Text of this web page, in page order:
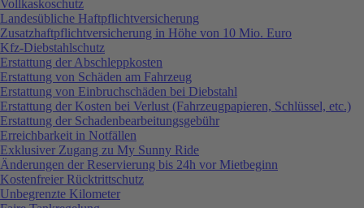
Vollkaskoschutz
Landesübliche Haftpflichtversicherung
Zusatzhaftpflichtversicherung in Höhe von 10 Mio. Euro
Kfz-Diebstahlschutz
Erstattung der Abschleppkosten
Erstattung von Schäden am Fahrzeug
Erstattung von Einbruchschäden bei Diebstahl
Erstattung der Kosten bei Verlust (Fahrzeugpapieren, Schlüssel, etc.)
Erstattung der Schadenbearbeitungsgebühr
Erreichbarkeit in Notfällen
Exklusiver Zugang zu My Sunny Ride
Änderungen der Reservierung bis 24h vor Mietbeginn
Kostenfreier Rücktrittschutz
Unbegrenzte Kilometer